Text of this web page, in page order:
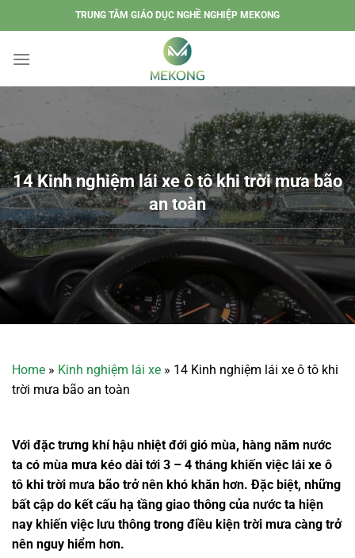
đến
dung
TRUNG TÂM GIÁO DỤC NGHỀ NGHIỆP MEKONG
14 Kinh nghiệm lái xe ô tô khi trời mưa bão
an toàn
Home » Kinh nghiệm lái xe » 14 Kinh nghiệm lái xe ô tô khi
trời mưa bão an toàn
Với đặc trưng khí hậu nhiệt đới gió mùa, hàng năm nước
ta có mùa mưa kéo dài tới 3 – 4 tháng khiến việc lái xe ô
tô khi trời mưa bão trở nên khó khăn hơn. Đặc biệt, những
bất cập do kết cấu hạ tầng giao thông của nước ta hiện
nay khiến việc lưu thông trong điều kiện trời mưa càng trở
nên nguy hiểm hơn.